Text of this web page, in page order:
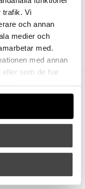
trafik. Vi
och annan
medier och
med.
med annan
eller som de har
FOR THE PEOPLE
Vägglampa Beige
1599 kr 1279 kr